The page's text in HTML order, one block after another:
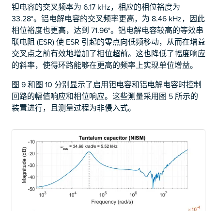
钽电容的交叉频率为 6.17 kHz，相应的相位裕度为
33.28°。铝电解电容的交叉频率更高，为 8.46 kHz，因此
相位裕度也更高，达到 71.96°。铝电解电容较高的等效串
联电阻 (ESR) 使 ESR 引起的零点向低频移动，从而在增益
交叉点之前有效地增加了相位超前。这也降低了幅度响应
的斜率，使得环路能够在更高的频率上实现单位增益。
图 9 和图 10 分别显示了启用钽电容和铝电解电容时控制
回路的幅值响应和相位响应。这些测量采用图 5 所示的
装置进行，且测量过程为非侵入式。